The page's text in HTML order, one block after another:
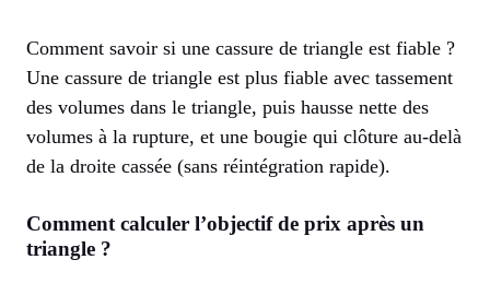
Comment savoir si une cassure de triangle est fiable ?
Une cassure de triangle est plus fiable avec tassement
des volumes dans le triangle, puis hausse nette des
volumes à la rupture, et une bougie qui clôture au-delà
de la droite cassée (sans réintégration rapide).
Comment calculer l’objectif de prix après un
triangle ?